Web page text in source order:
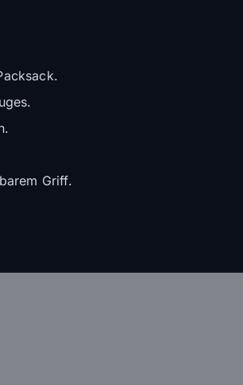
Griff.